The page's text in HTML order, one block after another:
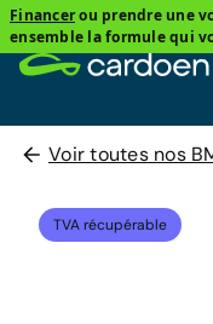
Financerou prendre une
ensemble la formule qui
Voir toutes nos
TVA récupérable